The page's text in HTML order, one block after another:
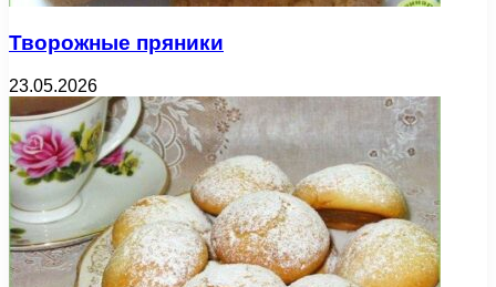
Творожные пряники
23.05.2026